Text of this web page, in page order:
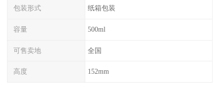
包装形式 纸箱包装
容量 500ml
可售卖地 全国
高度 152mm